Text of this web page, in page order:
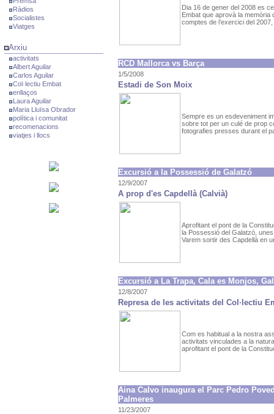
Ràdios
Socialistes
Viatges
Arxiu
activitats
Albert Aguilar
Carlos Aguilar
Col·lectiu Embat
enllaços
Laura Aguilar
Maria Lluïsa Obrador
política i comunitat
recomenacions
viatjes i llocs
Dia 16 de gener del 2008 es
Embat que aprovà la memòria
comptes de l’exercici del
RCD Mallorca vs Barça
1/5/2008
Estadi de Son Moix
Sempre es un esdeveniment
sobre tot per un culé de prop
fotografies presses durant el
Excursió a la Possessió de Galatzó
12/9/2007
A prop d'es Capdellà (Calvià)
Aprofitant el pont de la
la Possessió del Galatzó,
Varem sortir des Capdellà en
Excursió a La Trapa, Cala es Monjos,
12/8/2007
Represa de les activitats del Col·lectiu
Com es habitual a la nostra
activitats vinculades a la
aprofitant el pont de la
Aina Calvo inaugura el Parc Pedro
Palmeres
11/23/2007